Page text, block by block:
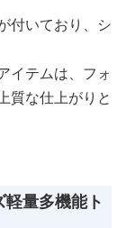
付いており、シ
イテムは、フォ
質な仕上がりと
量多機能ト